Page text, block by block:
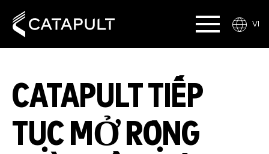
VI
CATAPULT TIẾP
TỤC MỞ RỘNG